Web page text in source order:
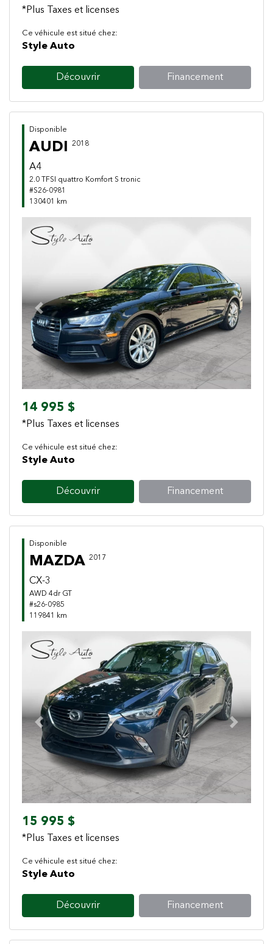
*Plus Taxes et licenses
Ce véhicule est situé chez:
Style Auto
Découvrir Financement
Disponible
AUDI 2018
A4
2.0 TFSI quattro Komfort S tronic
#S26-0981
130401 km
Previous Next
14 995 $
*Plus Taxes et licenses
Ce véhicule est situé chez:
Style Auto
Découvrir Financement
Disponible
MAZDA 2017
CX-3
AWD 4dr GT
#s26-0985
119841 km
Previous Next
15 995 $
*Plus Taxes et licenses
Ce véhicule est situé chez:
Style Auto
Découvrir Financement